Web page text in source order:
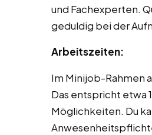
und Fachexperten.
geduldig bei der
Arbeitszeiten:
Im Minijob-Rahmen
Das entspricht etwa
Möglichkeiten. Du